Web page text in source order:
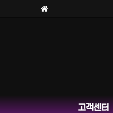
고객센터